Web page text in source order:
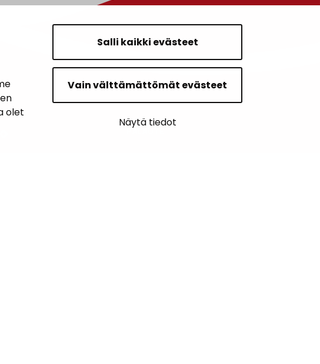
olet
Salli kaikki evästeet
Vain välttämättömät evästeet
Näytä tiedot
PALAUTE